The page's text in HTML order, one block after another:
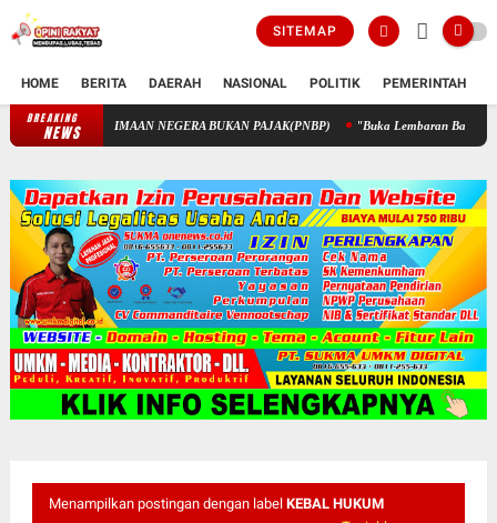
SITEMAP
HOME BERITA DAERAH NASIONAL POLITIK PEMERINTAH
BREAKING
NEWS PENGELOLAAN KEUANGAN STIK MELALUI PENERIMAAN
Menampilkan postingan dengan label KEBAL HUKUM